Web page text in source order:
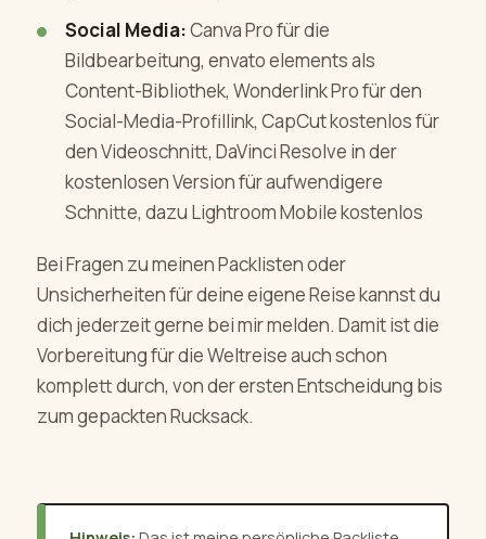
Social Media:Canva Pro für die
Bildbearbeitung, envato elements als
Content-Bibliothek, Wonderlink Pro für den
Social-Media-Profillink, CapCut kostenlos für
den Videoschnitt, DaVinci Resolve in der
kostenlosen Version für aufwendigere
Schnitte, dazu Lightroom Mobile kostenlos
Bei Fragen zu meinen Packlisten oder
Unsicherheiten für deine eigene Reise kannst du
dich jederzeit gerne bei mir melden. Damit ist die
Vorbereitung für die Weltreise auch schon
komplett durch, von der ersten Entscheidung bis
zum gepackten Rucksack.